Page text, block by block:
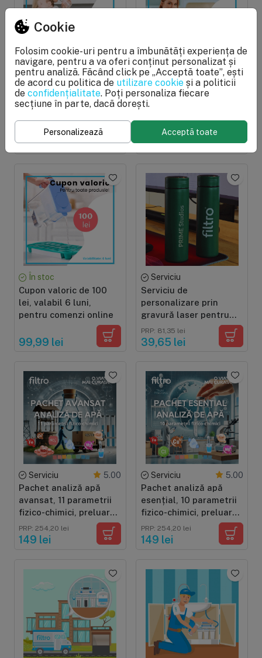
În stoc
Cupon valoric de 1000
lei, valabil 6 luni,
1.000 lei
În stoc
Cupon valoric de 300
lei, valabil 6 luni,
300 lei
În stoc
Cupon valoric de 100
lei, valabil 6 luni,
pentru comenzi online
99,99 lei
Serviciu
Serviciu de
personalizare prin
gravură laser pentru
recipiente și termosuri
PRP: 81,35 lei
39,65 lei
Serviciu 5.00
Pachet analiză apă
avansat, 11 parametrii
fizico-chimici, preluare
probă prin curier
PRP: 254,20 lei
149 lei
Serviciu 5.00
Pachet analiză apă
esențial, 10 parametrii
fizico-chimici, preluare
probă prin curier
PRP: 254,20 lei
149 lei
Cookie
Folosim cookie-uri pentru a îmbunătăți experiența de
navigare, pentru a va oferi conținut personalizat și
pentru analiză. Făcând click pe „Acceptă toate”, ești
de acord cu politica de utilizare cookie și a politicii
de confidențialitate. Poți personaliza fiecare
secțiune în parte, dacă dorești.
Personalizează Acceptă toate